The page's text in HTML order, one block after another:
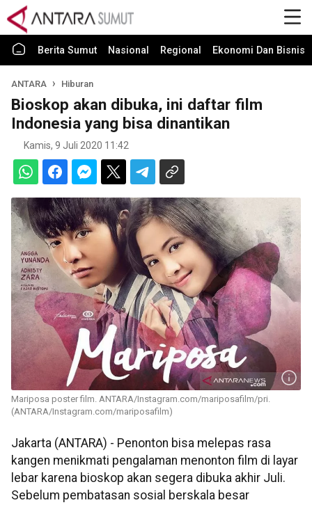
Berita Sumut Nasional Regional Ekonomi Dan Bisnis
ANTARA Hiburan
Bioskop akan dibuka, ini daftar film
Indonesia yang bisa dinantikan
Kamis, 9 Juli 2020 11:42
Mariposa poster film. ANTARA/Instagram.com/mariposafilm/pri.
(ANTARA/Instagram.com/mariposafilm)
Jakarta (ANTARA) - Penonton bisa melepas rasa
kangen menikmati pengalaman menonton film di layar
lebar karena bioskop akan segera dibuka akhir Juli.
Sebelum pembatasan sosial berskala besar